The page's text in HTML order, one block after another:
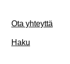
Ota yhteyttä
Haku